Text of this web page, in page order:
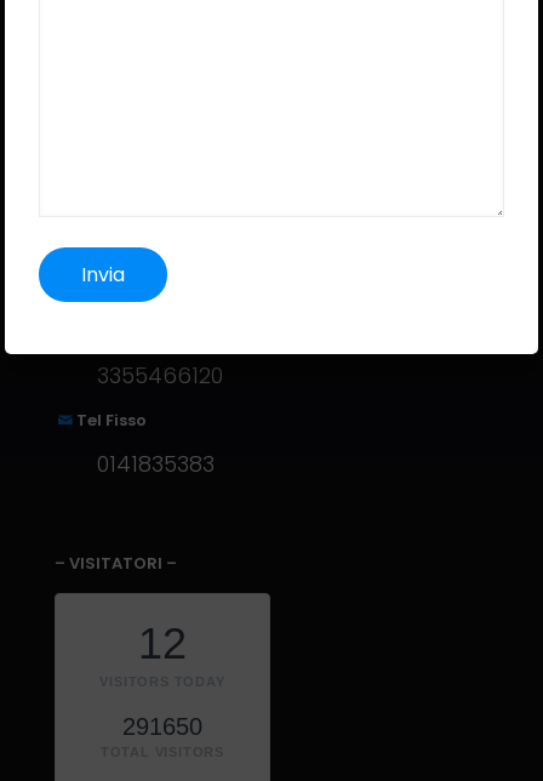
okipaclub@gmail.com
3355466120
Tel Fisso
0141835383
– VISITATORI –
12
291650